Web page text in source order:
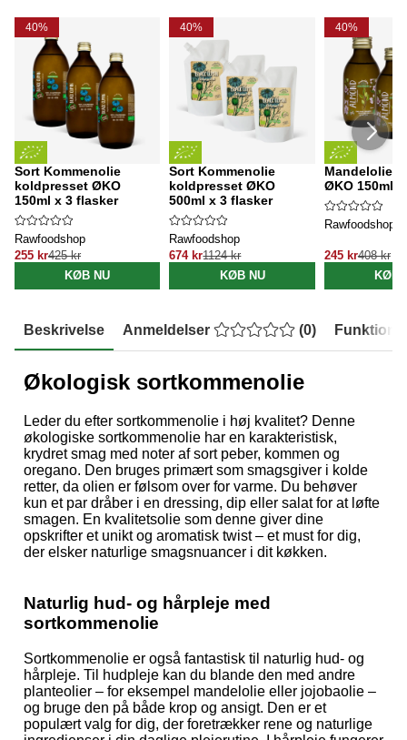
40%
Sort Kommenolie
koldpresset ØKO
150ml x 3 flasker
Rawfoodshop
255 kr425 kr
KØB NU
40%
Sort Kommenolie
koldpresset ØKO
500ml x 3 flasker
Rawfoodshop
674 kr1124 kr
KØB NU
40%
Mandelolie
ØKO 150ml
Rawfoodshop
245 kr408 kr
KØB
Beskrivelse Anmeldelser (0)
Økologisk sortkommenolie
Leder du efter sortkommenolie i høj kvalitet? Denne
økologiske sortkommenolie har en karakteristisk,
krydret smag med noter af sort peber, kommen og
oregano. Den bruges primært som smagsgiver i kolde
retter, da olien er følsom over for varme. Du behøver
kun et par dråber i en dressing, dip eller salat for at løfte
smagen. En kvalitetsolie som denne giver dine
opskrifter et unikt og aromatisk twist – et must for dig,
der elsker naturlige smagsnuancer i dit køkken.
Naturlig hud- og hårpleje med
sortkommenolie
Sortkommenolie er også fantastisk til naturlig hud- og
hårpleje. Til hudpleje kan du blande den med andre
planteolier – for eksempel mandelolie eller jojobaolie –
og bruge den på både krop og ansigt. Den er et
populært valg for dig, der foretrækker rene og naturlige